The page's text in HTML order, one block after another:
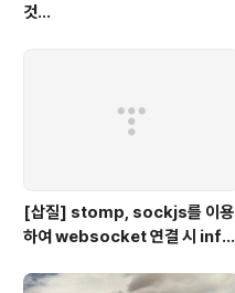
것...
[삽질] stomp, sockjs를 이용
하여 websocket 연결 시 info